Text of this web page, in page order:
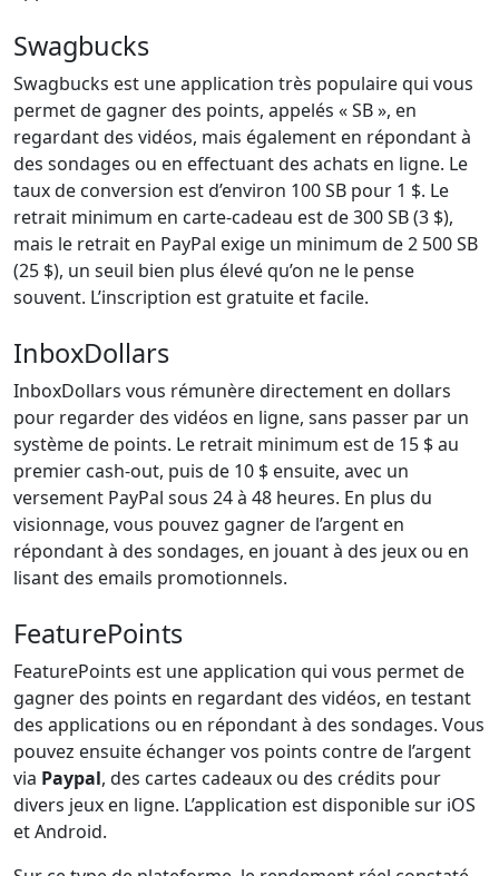
Swagbucks
Swagbucks est une application très populaire qui vous
permet de gagner des points, appelés « SB », en
regardant des vidéos, mais également en répondant à
des sondages ou en effectuant des achats en ligne. Le
taux de conversion est d’environ 100 SB pour 1 $. Le
retrait minimum en carte-cadeau est de 300 SB (3 $),
mais le retrait en PayPal exige un minimum de 2 500 SB
(25 $), un seuil bien plus élevé qu’on ne le pense
souvent. L’inscription est gratuite et facile.
InboxDollars
InboxDollars vous rémunère directement en dollars
pour regarder des vidéos en ligne, sans passer par un
système de points. Le retrait minimum est de 15 $ au
premier cash-out, puis de 10 $ ensuite, avec un
versement PayPal sous 24 à 48 heures. En plus du
visionnage, vous pouvez gagner de l’argent en
répondant à des sondages, en jouant à des jeux ou en
lisant des emails promotionnels.
FeaturePoints
FeaturePoints est une application qui vous permet de
gagner des points en regardant des vidéos, en testant
des applications ou en répondant à des sondages. Vous
pouvez ensuite échanger vos points contre de l’argent
via Paypal, des cartes cadeaux ou des crédits pour
divers jeux en ligne. L’application est disponible sur iOS
et Android.